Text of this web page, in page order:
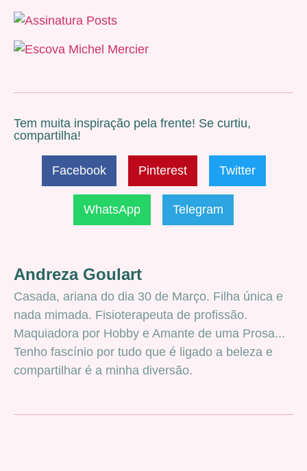
Tem muita inspiração pela frente! Se curtiu,
compartilha!
Facebook Pinterest Twitter
WhatsApp Telegram
Andreza Goulart
Casada, ariana do dia 30 de Março. Filha única e
nada mimada. Fisioterapeuta de profissão.
Maquiadora por Hobby e Amante de uma Prosa...
Tenho fascínio por tudo que é ligado a beleza e
compartilhar é a minha diversão.